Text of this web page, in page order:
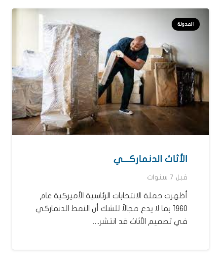
المدونة
الأثاث الدنماركـــي
قبل 7 سنوات
أظهرت حملة الانتخابات الرئاسية الأميركية عام
1960 بما لا يدع مجالاً للشك أن النمط الدنماركي
في تصميم الأثاث قد انتشر…